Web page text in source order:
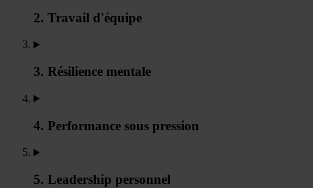
2. Travail d'équipe
3. Résilience mentale
4. Performance sous pression
5. Leadership personnel